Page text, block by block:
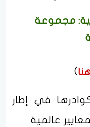
مجموعة
)
في إطار
عالمية